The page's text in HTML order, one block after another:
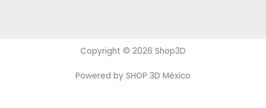
Copyright © 2026 Shop3D
Powered by SHOP 3D México